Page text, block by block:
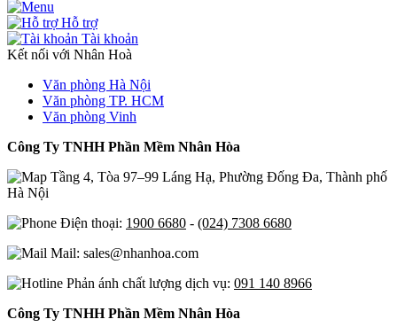
Hỗ trợ
Tài khoản
Kết nối với Nhân Hoà
Văn phòng Hà Nội
Văn phòng TP. HCM
Văn phòng Vinh
Công Ty TNHH Phần Mềm Nhân Hòa
Tầng 4, Tòa 97–99 Láng Hạ, Phường Đống Đa, Thành phố
Hà Nội
Điện thoại: 1900 6680 - (024) 7308 6680
Mail: sales@nhanhoa.com
Phản ánh chất lượng dịch vụ: 091 140 8966
Công Ty TNHH Phần Mềm Nhân Hòa